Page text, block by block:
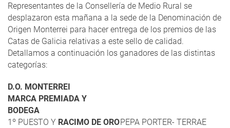
Representantes de la Consellería de Medio Rural se
desplazaron esta mañana a la sede de la Denominación de
Origen Monterrei para hacer entrega de los premios de las
Catas de Galicia relativas a este sello de calidad.
Detallamos a continuación los ganadores de las distintas
categorías:
D.O. MONTERREI
MARCA PREMIADA Y
BODEGA
1º PUESTO Y RACIMO DE OROPEPA PORTER- TERRAE